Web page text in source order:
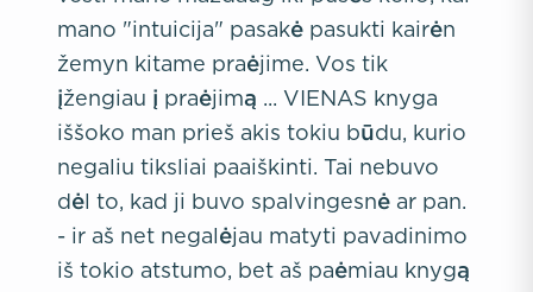
mano "intuicija" pasakė pasukti kairėn
žemyn kitame praėjime. Vos tik
įžengiau į praėjimą ... VIENAS knyga
iššoko man prieš akis tokiu būdu, kurio
negaliu tiksliai paaiškinti. Tai nebuvo
dėl to, kad ji buvo spalvingesnė ar pan.
- ir aš net negalėjau matyti pavadinimo
iš tokio atstumo, bet aš paėmiau knygą